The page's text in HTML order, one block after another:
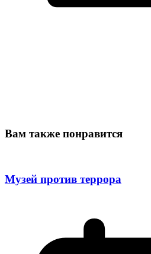
Вам также понравится
Музей против террора